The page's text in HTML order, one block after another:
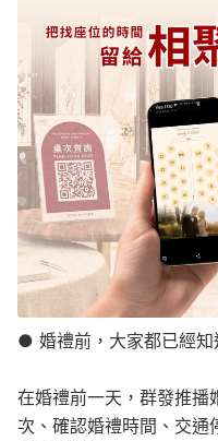
● 婚禮前，大家都已經知
在婚禮前一天，群發推播
次、確認婚禮時間、交通